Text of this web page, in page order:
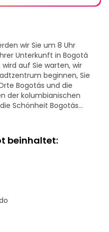
wir Sie um 8 Uhr
Unterkunft in Bogotá
auf Sie warten, wir
beginnen, Sie
Bogotás und die
der kolumbianischen
Schönheit Bogotás
und die aktuelle
indem Sie das
und einen ersten Eindruck
gewinnen.
"La Candelaria" und
Platz, das
Botero-Museum oder das
den ältesten Platz
beinhaltet: